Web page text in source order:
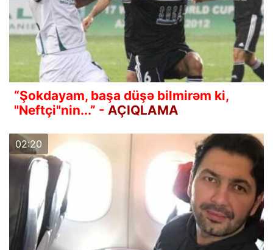
“Şokdayam, başa düşə bilmirəm ki,
"Neftçi"nin...” - AÇIQLAMA
02:20